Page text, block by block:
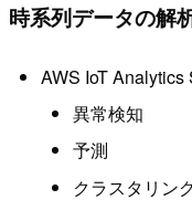
時系列データの解
AWS IoT Analytics
異常検知
予測
クラスタリン